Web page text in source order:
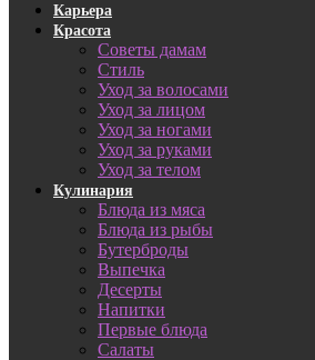
Карьера
Красота
Советы дамам
Стиль
Уход за волосами
Уход за лицом
Уход за ногами
Уход за руками
Уход за телом
Кулинария
Блюда из мяса
Блюда из рыбы
Бутерброды
Выпечка
Десерты
Напитки
Первые блюда
Салаты